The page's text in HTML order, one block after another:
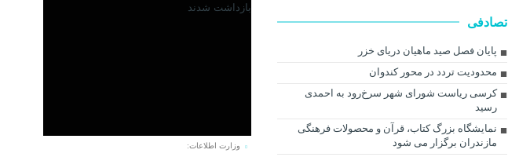
تصادفی
پایان فصل صید ماهیان دریای خزر
محدودیت تردد در محور کندوان
کرسی ریاست شورای شهر سرخ‌رود به احمدی
رسید
نمایشگاه بزرگ کتاب، قرآن و محصولات فرهنگی
مازندران برگزار می شود
وزارت اطلاعات: